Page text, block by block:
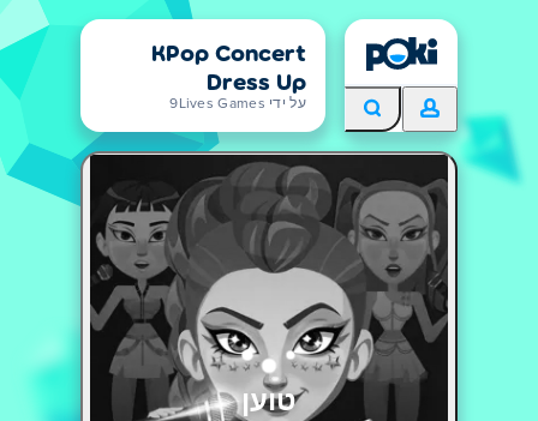
KPop Concert
Dress Up
על ידי 9Lives Games
טוען